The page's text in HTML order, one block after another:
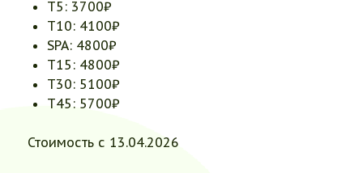
Т5: 3700₽
Т10: 4100₽
SPA: 4800₽
Т15: 4800₽
Т30: 5100₽
Т45: 5700₽
Стоимость с 13.04.2026